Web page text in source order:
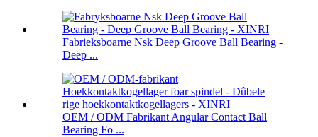
Fabrieksboarne Nsk Deep Groove Ball Bearing -
Deep ...
OEM / ODM Fabrikant Angular Contact Ball
Bearing Fo ...